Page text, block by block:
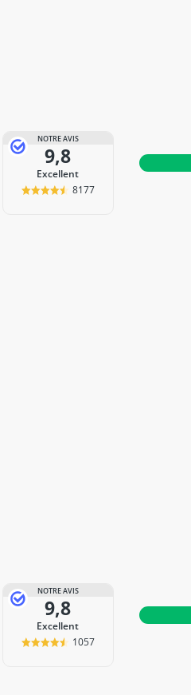
NOTRE AVIS
9,8
Excellent
8177
NOTRE AVIS
9,8
Excellent
1057